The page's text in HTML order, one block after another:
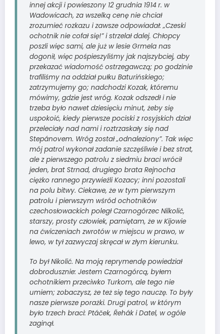
innej akcji i powieszony 12 grudnia 1914 r. w
Wadowicach, za wszelką cenę nie chciał
zrozumieć rozkazu i zawsze odpowiadał: „Czeski
ochotnik nie cofał się!” i strzelał dalej. Chłopcy
poszli więc sami, ale już w lesie Grmela nas
dogonił, więc pośpieszyliśmy jak najszybciej, aby
przekazać wiadomość ostrzegawczą; po godzinie
trafiliśmy na oddział pułku Baturińskiego;
zatrzymujemy go; nadchodzi Kozak, któremu
mówimy, gdzie jest wróg. Kozak odszedł i nie
trzeba było nawet dziesięciu minut, żeby się
uspokoić, kiedy pierwsze pociski z rosyjskich dział
przeleciały nad nami i roztrzaskały się nad
Stepánovem. Wróg został „odnaleziony”. Tak więc
mój patrol wykonał zadanie szczęśliwie i bez strat,
ale z pierwszego patrolu z siedmiu braci wrócił
jeden, brat Strnad, drugiego brata Rejnocha
ciężko rannego przywieźli Kozacy; inni pozostali
na polu bitwy. Ciekawe, że w tym pierwszym
patrolu i pierwszym wśród ochotników
czechosłowackich poległ Czarnogórzec Nilkolič,
starszy, prosty człowiek, pamiętam, że w Kijowie
na ćwiczeniach zwrotów w miejscu w prawo, w
lewo, w tył zazwyczaj skręcał w złym kierunku.
To był Nikolić. Na moją reprymendę powiedział
dobrodusznie: Jestem Czarnogórcą, byłem
ochotnikiem przeciwko Turkom, ale tego nie
umiem; zobaczysz, że też się tego nauczę. To były
nasze pierwsze porażki. Drugi patrol, w którym
było trzech braci: Ptáček, Řehák i Datel, w ogóle
zaginął.